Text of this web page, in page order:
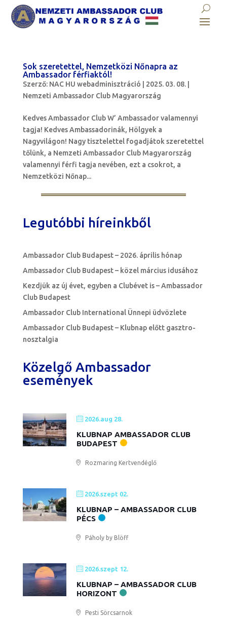
Sok szeretettel, Nemzetközi Nőnapra az
Ambassador férfiaktól!
Szerző: NAC HU webadminisztráció 2025. 03. 08.|
Nemzeti Ambassador Club Magyarország
Kedves Ambassador Club W’ Ambassador valamennyi
tagja! Kedves Ambassadorinák, Hölgyek a
Nagyvilágon! Nagy tisztelettel fogadjátok szeretettel
tőlünk, a Nemzeti Ambassador Club Magyarország
valamennyi férfi tagja nevében, ezt a csokrot, a
Nemzetközi Nőnap...
Legutóbbi híreinkből
Ambassador Club Budapest – 2026. április hónap
Ambassador Club Budapest – közel március idusához
Kezdjük az új évet, egyben a Clubévet is – Ambassador
Club Budapest
Ambassador Club International Ünnepi üdvözlete
Ambassador Club Budapest – Klubnap előtt gasztro-
nosztalgia
Közelgő Ambassador
események
2026.aug 28.
KLUBNAP AMBASSADOR CLUB
BUDAPEST
Rozmaring Kertvendéglő
2026.szept 02.
KLUBNAP – AMBASSADOR CLUB
PÉCS
Páholy by Blöff
2026.szept 12.
KLUBNAP – AMBASSADOR CLUB
HORIZONT
Pesti Sörcsarnok